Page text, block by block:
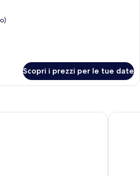
Scopri i prezzi per le tue date
Quint's